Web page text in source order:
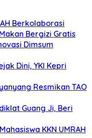
Berkolaborasi
Bergizi Gratis
Dimsum
Dini, YKI Kepri
Resmikan TAO
Guang Ji, Beri
KKN UMRAH